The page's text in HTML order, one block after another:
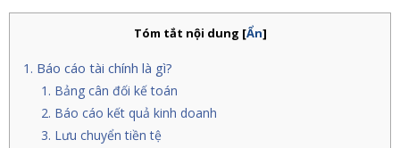
Tóm tắt nội dung [Ẩn]
Báo cáo tài chính là gì?
Bảng cân đối kế toán
Báo cáo kết quả kinh doanh
Lưu chuyển tiền tệ